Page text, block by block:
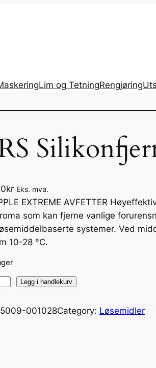
Lim og TetningRengjøring
kr Eks. mva.
EXTREME AVFETTER
som kan fjerne vanlige
systemer. Ved
10-28 °C.
Legg i handlekurv
5009-001028Category: Løsemidler